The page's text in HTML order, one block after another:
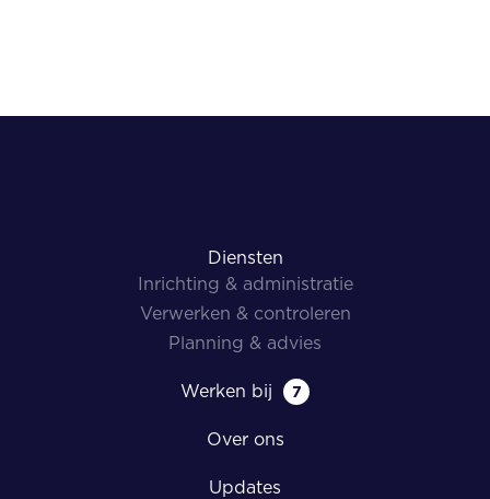
Diensten
Inrichting & administratie
Verwerken & controleren
Planning & advies
Werken bij 7
Over ons
Updates